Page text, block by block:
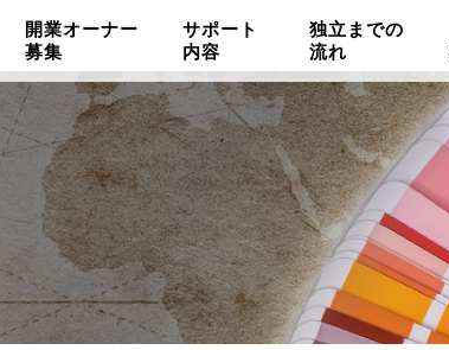
開業オーナー
募集
サポート
内容
独立までの
流れ